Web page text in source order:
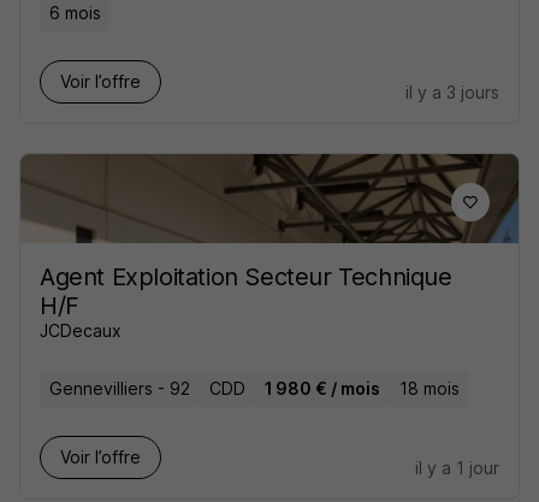
6 mois
Voir l’offre
il y a 3 jours
Agent Exploitation Secteur Technique
H/F
JCDecaux
Gennevilliers - 92 CDD 1 980 € / mois 18 mois
Voir l’offre
il y a 1 jour